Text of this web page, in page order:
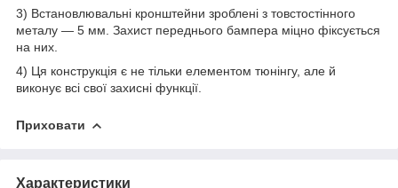
3) Встановлювальні кронштейни зроблені з товстостінного
металу — 5 мм. Захист переднього бампера міцно фіксується
на них.
4) Ця конструкція є не тільки елементом тюнінгу, але й
виконує всі свої захисні функції.
Приховати
Характеристики